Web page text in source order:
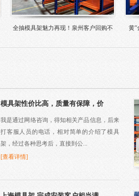
河北邢台市全抽模具架合作成功
模具架性价比高，质量有保障，价
我是通过网络咨询，得知相关产品信息，后来
打客服人员的电话，相对简单的介绍了模具
架，经过各种思考后，直接到公...
[查看详情]